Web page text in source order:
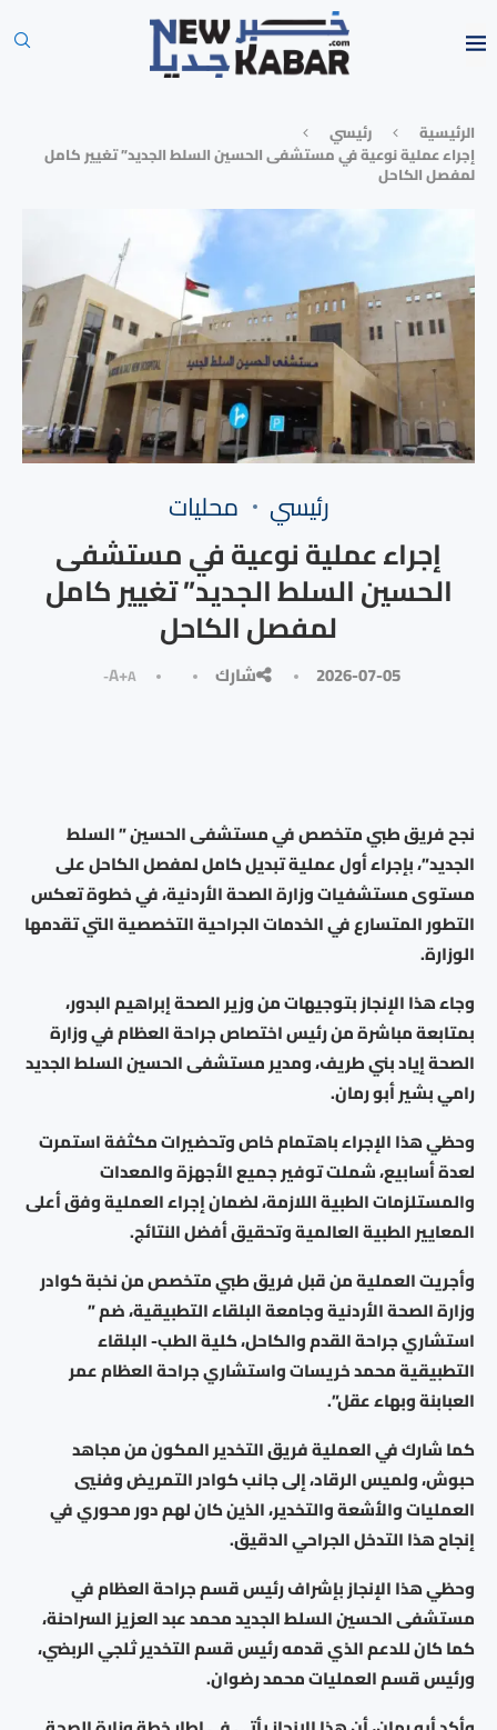
الرئيسية
رئيسي
إجراء عملية نوعية في مستشفى الحسين السلط الجديد” تغيير كامل
لمفصل الكاحل
رئيسي محليات
إجراء عملية نوعية في مستشفى
الحسين السلط الجديد” تغيير كامل
لمفصل الكاحل
2026-07-05 شارك A+A-
نجح فريق طبي متخصص في مستشفى الحسين ” السلط
الجديد”، بإجراء أول عملية تبديل كامل لمفصل الكاحل على
مستوى مستشفيات وزارة الصحة الأردنية، في خطوة تعكس
التطور المتسارع في الخدمات الجراحية التخصصية التي تقدمها
الوزارة.
وجاء هذا الإنجاز بتوجيهات من وزير الصحة إبراهيم البدور،
بمتابعة مباشرة من رئيس اختصاص جراحة العظام في وزارة
الصحة إياد بني طريف، ومدير مستشفى الحسين السلط الجديد
رامي بشير أبو رمان.
وحظي هذا الإجراء باهتمام خاص وتحضيرات مكثفة استمرت
لعدة أسابيع، شملت توفير جميع الأجهزة والمعدات
والمستلزمات الطبية اللازمة، لضمان إجراء العملية وفق أعلى
المعايير الطبية العالمية وتحقيق أفضل النتائج.
وأجريت العملية من قبل فريق طبي متخصص من نخبة كوادر
وزارة الصحة الأردنية وجامعة البلقاء التطبيقية، ضم ”
استشاري جراحة القدم والكاحل، كلية الطب- البلقاء
التطبيقية محمد خريسات واستشاري جراحة العظام عمر
العبابنة وبهاء عقل”.
كما شارك في العملية فريق التخدير المكون من مجاهد
حبوش، ولميس الرقاد، إلى جانب كوادر التمريض وفنيي
العمليات والأشعة والتخدير، الذين كان لهم دور محوري في
إنجاح هذا التدخل الجراحي الدقيق.
وحظي هذا الإنجاز بإشراف رئيس قسم جراحة العظام في
مستشفى الحسين السلط الجديد محمد عبد العزيز السراحنة،
كما كان للدعم الذي قدمه رئيس قسم التخدير ثلجي الربضي،
ورئيس قسم العمليات محمد رضوان.